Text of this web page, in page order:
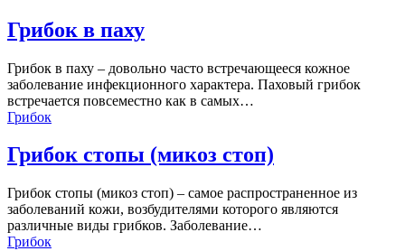
Грибок в паху
Грибок в паху – довольно часто встречающееся кожное
заболевание инфекционного характера. Паховый грибок
встречается повсеместно как в самых…
Грибок
Грибок стопы (микоз стоп)
Грибок стопы (микоз стоп) – самое распространенное из
заболеваний кожи, возбудителями которого являются
различные виды грибков. Заболевание…
Грибок